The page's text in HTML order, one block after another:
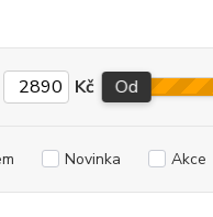
Kč Od
Novinka Akce